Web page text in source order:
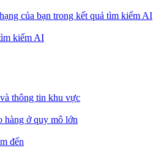
của bạn trong kết quả tìm kiếm AI
kiếm AI
thông tin khu vực
hàng ở quy mô lớn
đến